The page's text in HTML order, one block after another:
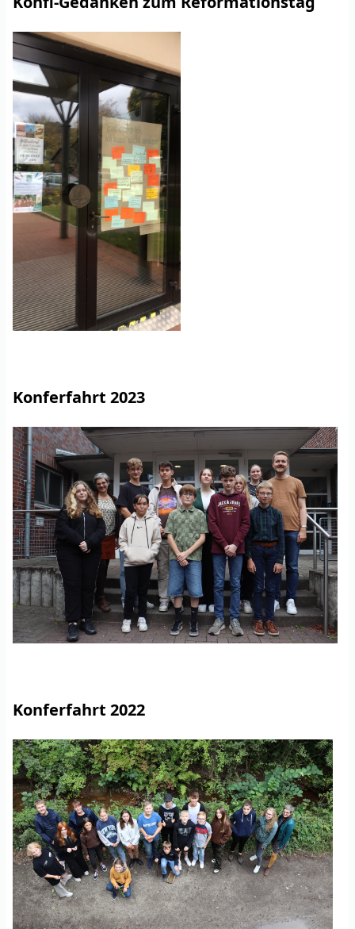
Konferfahrt 2023
Konferfahrt 2022